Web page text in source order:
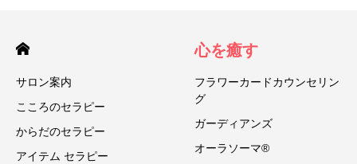
サロン案内
こころのセラピー
からだのセラピー
アイテム セラピー
心を癒す
フラワーカードカウンセリン
グ
ガーディアンズ
オーラソーマ®